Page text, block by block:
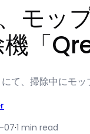
モッ
「
て、掃除中にモ
07·1 min read